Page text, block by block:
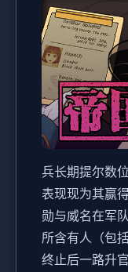
兵长期提尔数
表现现为其赢
勋与威名在军
所含有人（包
终止后一路升